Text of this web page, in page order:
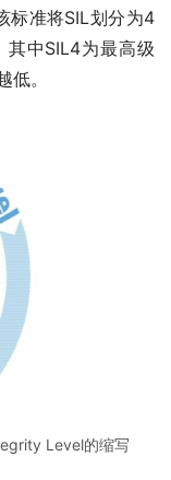
标准将SIL划分为4
其中SIL4为最高级
。
Level的缩写